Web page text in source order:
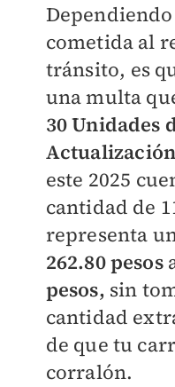
cometida al
tránsito, es
una multa
30 Unidades
este 2025
cantidad de
representa
262.80 pesos
pesos, sin
cantidad
de que tu
corralón.